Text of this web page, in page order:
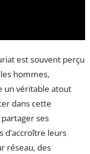
est souvent perçu
hommes,
un véritable atout
dans cette
ses
leurs
réseau, des